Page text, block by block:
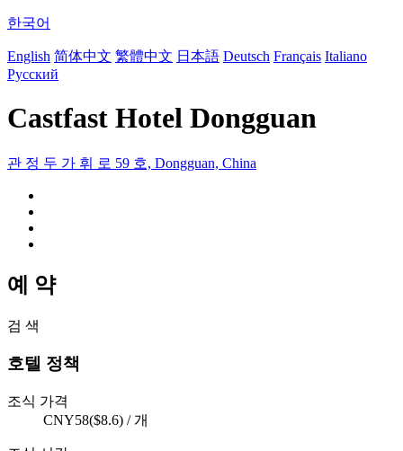
한국어
English 简体中文 繁體中文 日本語 Deutsch Français Italiano
Русский
Castfast Hotel Dongguan
관 정 두 가 휘 로 59 호, Dongguan, China
예 약
검 색
호텔 정책
조식 가격
CNY58($8.6) / 개